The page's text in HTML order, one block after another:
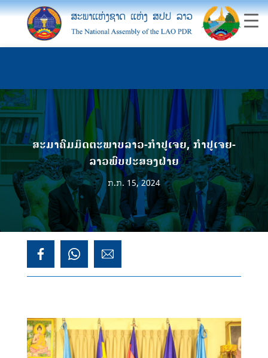
ສະມາຄົມມິດຕະພາບລາວ-ກໍາປູເຈຍ, ກໍາປູເຈຍ-
ລາວພົບປະສອງຝ່າຍ
ກ.ກ. 15, 2024